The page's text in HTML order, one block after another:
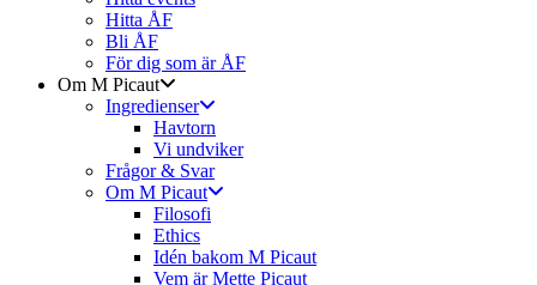
Hitta ÅF
Bli ÅF
För dig som är ÅF
Om M Picaut
Ingredienser
Havtorn
Vi undviker
Frågor & Svar
Om M Picaut
Filosofi
Ethics
Idén bakom M Picaut
Vem är Mette Picaut